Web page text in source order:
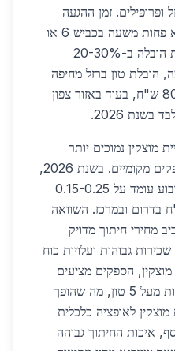
ופרופילים. זמן ההגעה
מנמל חיפה לקריית מוצקין הוא פחות משעה בכביש 6 או
כביש 70, מה שמפחית עלויות הובלה ב-20-30%
הובלת טון ברזל מחיפה
למרכז יכולה לעלות 800-1200 ש"ח, בעוד באזור צפון
מוצקין נמוכים יותר
בזכות התחרות הגבוהה בין ספקים מקומיים. בשנת 2026,
מחיר חיתוך לייזר למילימטר רבוע עומד על 0.15-0.25
0.30-0.45 ש"ח בדרום ובמרכז. השוואה
מחירי חיתוך מדויק
עלויות שכירות גבוהות ועלויות כוח
הספקים מציעים
הנחות נפח של 15% על הזמנות מעל 5 טון, מה שהופך
לאופציה כלכלית
איכות החיתוך גבוהה